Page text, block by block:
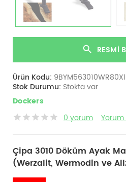
RESMI
Ürün Kodu:
Stok Durumu: Stokta var
Dockers
0 yorum
Yorum
Çipa 3010 Döküm Ayak
(Werzalit, Wermodin ve